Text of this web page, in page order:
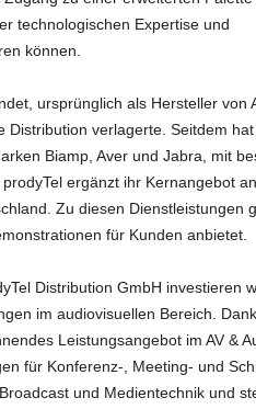
technologischen Expertise und
können.
ursprünglich als Hersteller von
verlagerte. Seitdem hat
Biamp, Aver und Jabra, mit
ergänzt ihr Kernangebot an
Zu diesen Dienstleistungen
für Kunden anbietet.
Distribution GmbH investieren
im audiovisuellen Bereich.
Leistungsangebot im AV &
für Konferenz-, Meeting- und
und Medientechnik und